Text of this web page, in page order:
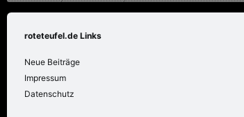
roteteufel.de Links
Neue Beiträge
Impressum
Datenschutz